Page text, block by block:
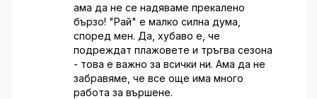
ама да не се надяваме прекалено
бързо! "Рай" е малко силна дума,
според мен. Да, хубаво е, че
подреждат плажовете и тръгва сезона
- това е важно за всички ни. Ама да не
забравяме, че все още има много
работа за вършене.